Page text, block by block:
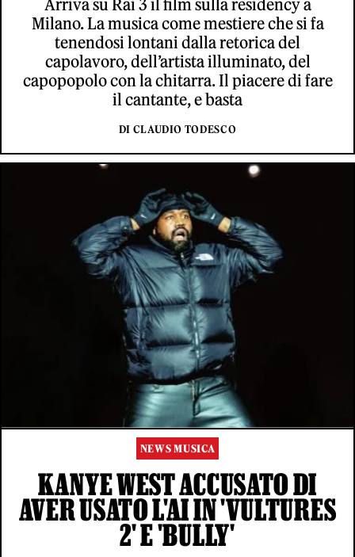
Arriva su Rai 3 il film sulla residency a
Milano. La musica come mestiere che si fa
tenendosi lontani dalla retorica del
capolavoro, dell’artista illuminato, del
capopopolo con la chitarra. Il piacere di fare
il cantante, e basta
DI CLAUDIO TODESCO
NEWS MUSICA
KANYE WEST ACCUSATO DI
AVER USATO L'AI IN 'VULTURES
2' E 'BULLY'